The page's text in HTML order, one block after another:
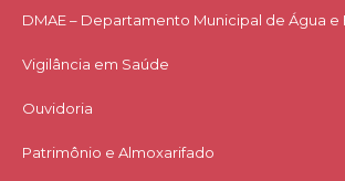
DMAE – Departamento Municipal de Água e
Vigilância em Saúde
Ouvidoria
Patrimônio e Almoxarifado